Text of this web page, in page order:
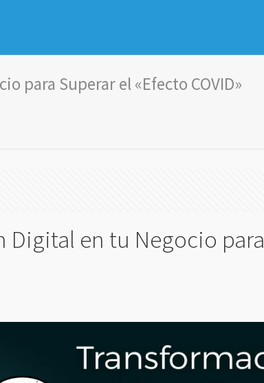
para Superar el «Efecto COVID»
Digital en tu Negocio